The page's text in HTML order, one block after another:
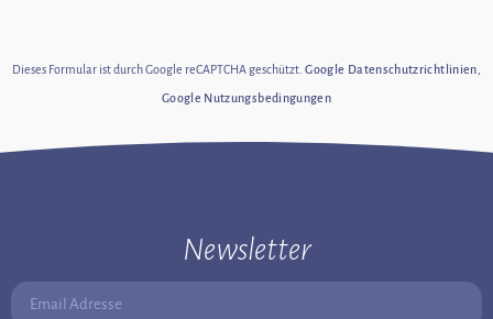
Dieses Formular ist durch Google reCAPTCHA geschützt.Google Datenschutzrichtlinien
Google Nutzungsbedingungen
Newsletter
Email Adresse: